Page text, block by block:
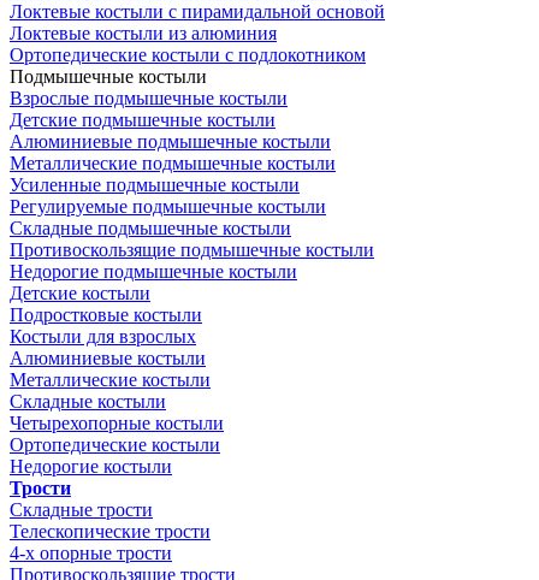
Локтевые костыли с пирамидальной основой
Локтевые костыли из алюминия
Ортопедические костыли с подлокотником
Подмышечные костыли
Взрослые подмышечные костыли
Детские подмышечные костыли
Алюминиевые подмышечные костыли
Металлические подмышечные костыли
Усиленные подмышечные костыли
Регулируемые подмышечные костыли
Складные подмышечные костыли
Противоскользящие подмышечные костыли
Недорогие подмышечные костыли
Детские костыли
Подростковые костыли
Костыли для взрослых
Алюминиевые костыли
Металлические костыли
Складные костыли
Четырехопорные костыли
Ортопедические костыли
Недорогие костыли
Трости
Складные трости
Телескопические трости
4-х опорные трости
Противоскользящие трости